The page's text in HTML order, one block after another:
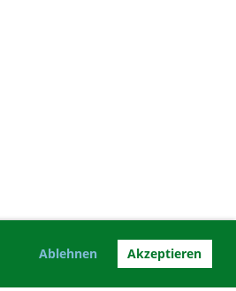
Ablehnen Akzeptieren